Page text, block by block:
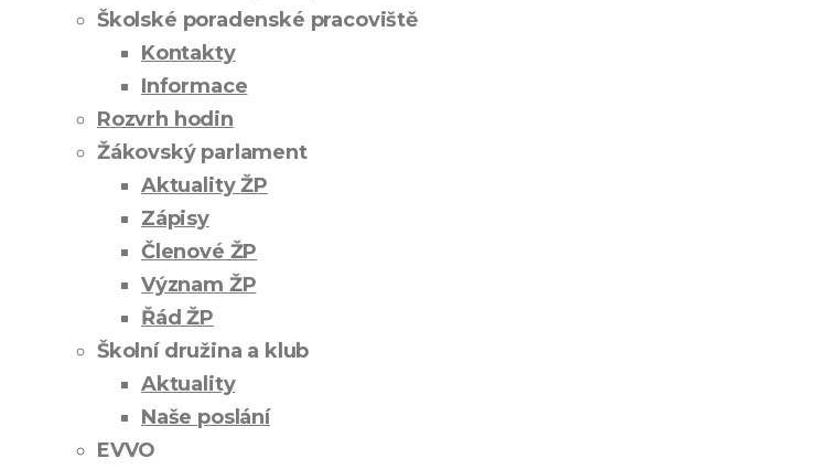
Školské poradenské pracoviště
Kontakty
Informace
Rozvrh hodin
Žákovský parlament
Aktuality ŽP
Zápisy
Členové ŽP
Význam ŽP
Řád ŽP
Školní družina a klub
Aktuality
Naše poslání
EVVO